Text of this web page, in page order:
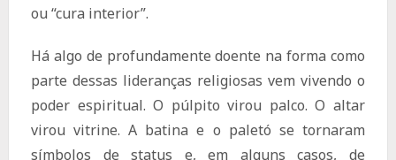
ou “cura interior”.
Há algo de profundamente doente na forma como
parte dessas lideranças religiosas vem vivendo o
poder espiritual. O púlpito virou palco. O altar
virou vitrine. A batina e o paletó se tornaram
símbolos de status e, em alguns casos, de